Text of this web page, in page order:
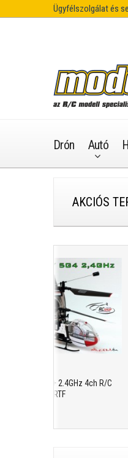
Ügyfélszolgálat és
Drón Autó
AKCIÓS
5G4 + 2.4GHz 4ch R/C
helikopter - RTF